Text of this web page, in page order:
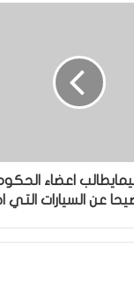
اعضاء
عن السيارات التي